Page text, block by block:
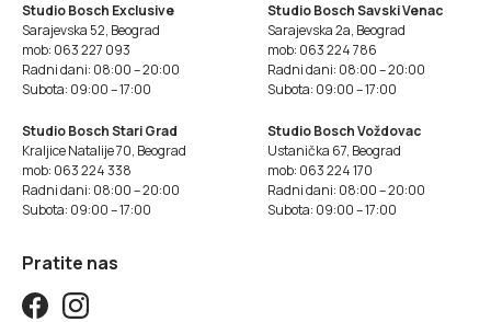
Studio Bosch Exclusive
Sarajevska 52, Beograd
mob: 063 227 093
Radni dani: 08:00 – 20:00
Subota: 09:00 – 17:00
Studio Bosch Savski Venac
Sarajevska 2a, Beograd
mob: 063 224 786
Radni dani: 08:00 – 20:00
Subota: 09:00 – 17:00
Studio Bosch Stari Grad
Kraljice Natalije 70, Beograd
mob: 063 224 338
Radni dani: 08:00 – 20:00
Subota: 09:00 – 17:00
Studio Bosch Voždovac
Ustanička 67, Beograd
mob: 063 224 170
Radni dani: 08:00 – 20:00
Subota: 09:00 – 17:00
Pratite nas